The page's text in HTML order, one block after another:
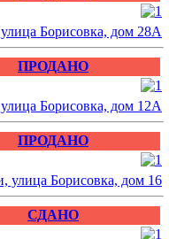
Борисовка, дом 28А
ПРОДАНО
Борисовка, дом 12А
ПРОДАНО
улица Борисовка, дом 16
СДАНО